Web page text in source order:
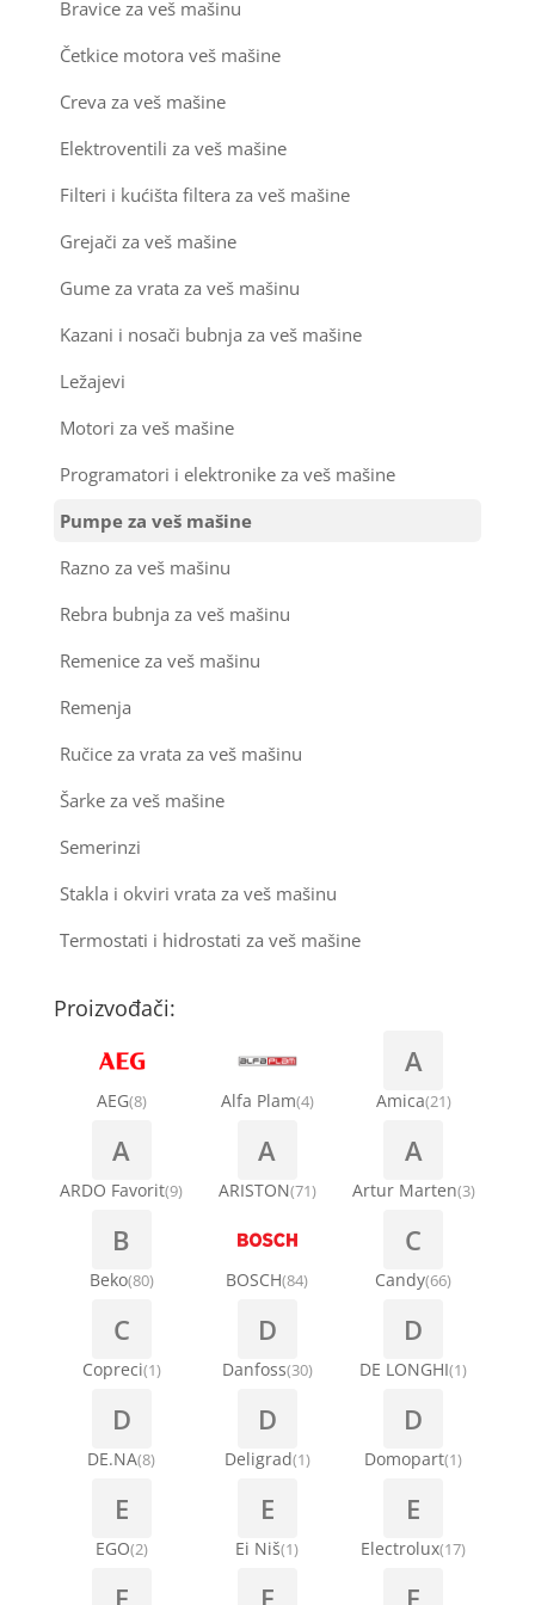
Točkići za sudo mašine
Kondenzatori za klima uređaje
Ostali materijal za montažu klima uređaja
Bravice za veš mašinu
Četkice motora veš mašine
Creva za veš mašine
Elektroventili za veš mašine
Filteri i kućišta filtera za veš mašine
Grejači za veš mašine
Gume za vrata za veš mašinu
Kazani i nosači bubnja za veš mašine
Ležajevi
Motori za veš mašine
Programatori i elektronike za veš mašine
Pumpe za veš mašine
Razno za veš mašinu
Rebra bubnja za veš mašinu
Remenice za veš mašinu
Remenja
Ručice za vrata za veš mašinu
Šarke za veš mašine
Semerinzi
Stakla i okviri vrata za veš mašinu
Termostati i hidrostati za veš mašine
Proizvođači:
AEG(8) Alfa Plam(4)
A
Amica(21)
A
ARDO Favorit(9)
A
ARISTON(71)
A
Artur Marten(3)
B
Beko(80) BOSCH(84)
C
Candy(66)
C
Copreci(1)
D
Danfoss(30)
D
DE LONGHI(1)
D
DE.NA(8)
D
Deligrad(1)
D
Domopart(1)
E
EGO(2)
E
Ei Niš(1)
E
Electrolux(17)
E E F